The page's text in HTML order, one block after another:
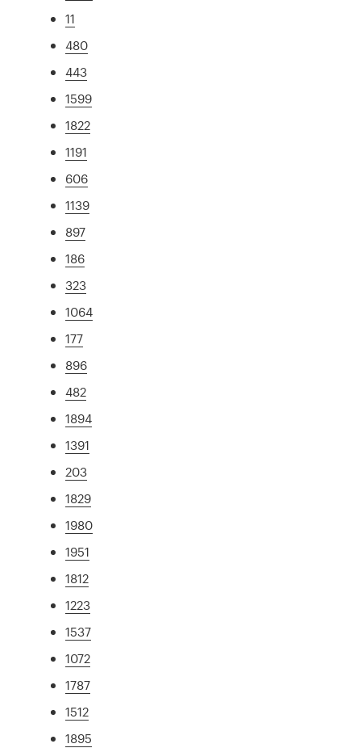
11
480
443
1599
1822
1191
606
1139
897
186
323
1064
177
896
482
1894
1391
203
1829
1980
1951
1812
1223
1537
1072
1787
1512
1895